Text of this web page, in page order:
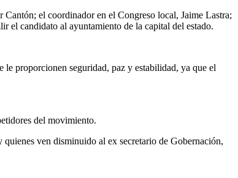
el coordinador en el Congreso local, Jaime Lastra;
el candidato al ayuntamiento de la capital del estado.
le proporcionen seguridad, paz y estabilidad, ya que el
del movimiento.
ven disminuido al ex secretario de Gobernación,